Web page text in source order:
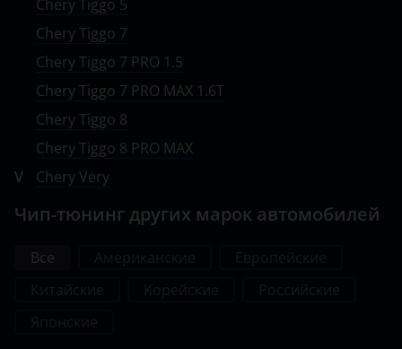
Chery Tiggo 5
Chery Tiggo 7
Chery Tiggo 7 PRO 1.5
Chery Tiggo 7 PRO MAX 1.6T
Chery Tiggo 8
Chery Tiggo 8 PRO MAX
V
Chery Very
Чип-тюнинг других марок автомобилей
Все